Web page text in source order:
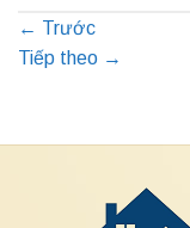
← Trước
Tiếp theo →